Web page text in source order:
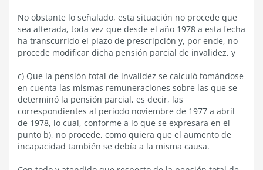
No obstante lo señalado, esta situación no procede que
sea alterada, toda vez que desde el año 1978 a esta fecha
ha transcurrido el plazo de prescripción y, por ende, no
procede modificar dicha pensión parcial de invalidez, y
c) Que la pensión total de invalidez se calculó tomándose
en cuenta las mismas remuneraciones sobre las que se
determinó la pensión parcial, es decir, las
correspondientes al período noviembre de 1977 a abril
de 1978, lo cual, conforme a lo que se expresara en el
punto b), no procede, como quiera que el aumento de
incapacidad también se debía a la misma causa.